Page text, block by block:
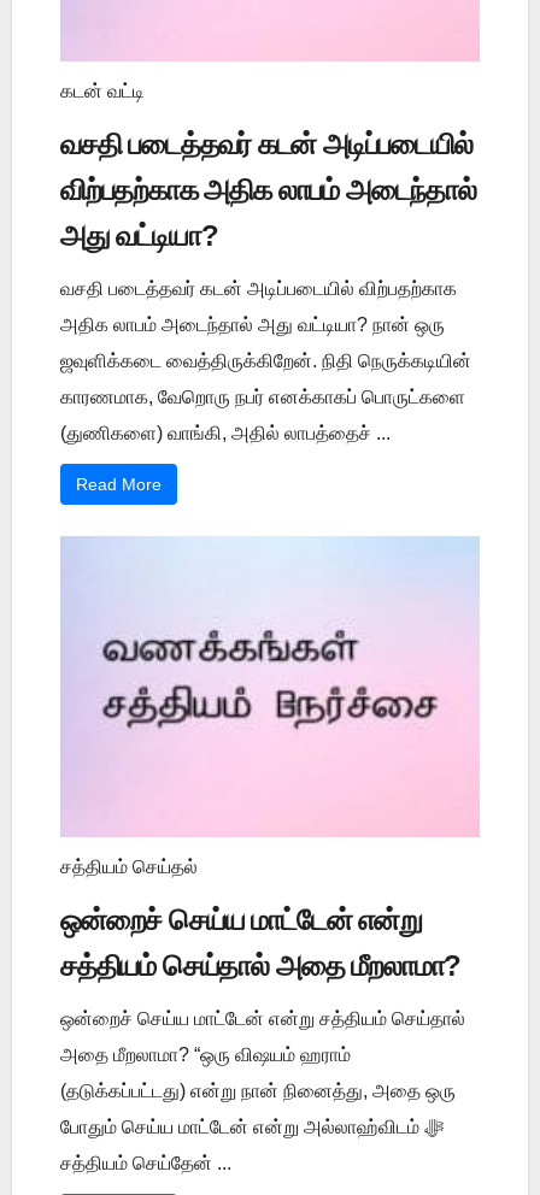
கடன் வட்டி
வசதி படைத்தவர் கடன் அடிப்படையில்
விற்பதற்காக அதிக லாபம் அடைந்தால்
அது வட்டியா?
வசதி படைத்தவர் கடன் அடிப்படையில் விற்பதற்காக
அதிக லாபம் அடைந்தால் அது வட்டியா? நான் ஒரு
ஜவுளிக்கடை வைத்திருக்கிறேன். நிதி நெருக்கடியின்
காரணமாக, வேறொரு நபர் எனக்காகப் பொருட்களை
(துணிகளை) வாங்கி, அதில் லாபத்தைச் ...
Read More
சத்தியம் செய்தல்
ஒன்றைச் செய்ய மாட்டேன் என்று
சத்தியம் செய்தால் அதை மீறலாமா?
ஒன்றைச் செய்ய மாட்டேன் என்று சத்தியம் செய்தால்
அதை மீறலாமா? “ஒரு விஷயம் ஹராம்
(தடுக்கப்பட்டது) என்று நான் நினைத்து, அதை ஒரு
போதும் செய்ய மாட்டேன் என்று அல்லாஹ்விடம் ﷻ
சத்தியம் செய்தேன் ...